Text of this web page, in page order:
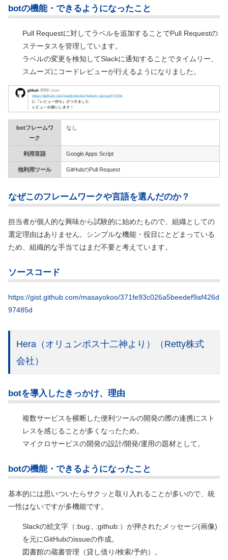
botの機能・できるようになったこと
Pull Requestに対してラベルを追加することでPull Requestの
ステータスを管理しています。
ラベルの変更を検知してSlackに通知することでタイムリー、
スムーズにコードレビューが行えるようになりました。
botフレームワ
ーク
なし
利用言語 Google Apps Script
他利用ツール GitHubのPull Request
なぜこのフレームワークや言語を選んだのか？
担当者が個人的な興味から試験的に始めたもので、組織としての
選定理由はありません。シンプルな機能・役目にとどまっている
ため、組織的な手当てはまだ不要と考えています。
ソースコード
https://gist.github.com/masayokoo/371fe93c026a5beedef9af426d
97485d
Hera（オリュンポス十二神より）
（Retty株式
会社）
botを導入したきっかけ、理由
複数サービスを横断した便利ツールの開発の際の連携にスト
レスを感じることが多くなったため。
マイクロサービスの開発の設計/開発/運用の題材として。
botの機能・できるようになったこと
基本的には思いついたらサクッと取り入れることが多いので、統
一性はないですが多機能です。
Slackの絵文字（:bug:, :github:）が押されたメッセージ(画像)
を元にGitHubのissueの作成。
図書館の蔵書管理（貸し借り/検索/予約）。